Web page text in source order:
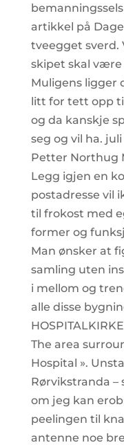
artikkel på
tveegget sverd.
skipet skal
Muligens ligger
litt for tett opp
og da kanskje
seg og vil ha. juli
Petter Northug
Legg igjen en
postadresse vil
til frokost med
former og
Man ønsker at
samling uten
i mellom og
alle disse
The area
Hospital ».
Rørvikstranda –
om jeg kan
peelingen til
antenne noe